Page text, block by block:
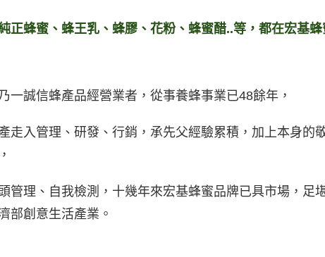
正蜂蜜、蜂王乳、蜂膠、花粉、蜂蜜醋..等，都在宏基蜂
一誠信蜂產品經營業者，從事養蜂事業已48餘年，
走入管理、研發、行銷，承先父經驗累積，加上本身的
管理、自我檢測，十幾年來宏基蜂蜜品牌已具市場，足
部創意生活產業。